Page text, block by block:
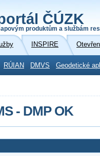
ČÚZK
produktům a službám
INSPIRE
RÚIAN DMVS Geodetické
- DMP OK